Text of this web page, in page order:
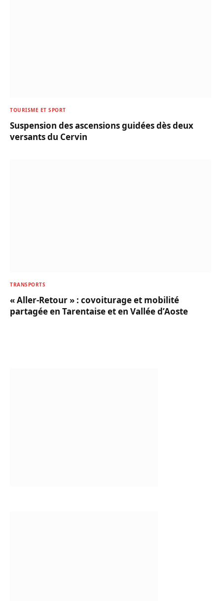
TOURISME ET SPORT
Suspension des ascensions guidées dès deux
versants du Cervin
TRANSPORTS
« Aller-Retour » : covoiturage et mobilité
partagée en Tarentaise et en Vallée d’Aoste